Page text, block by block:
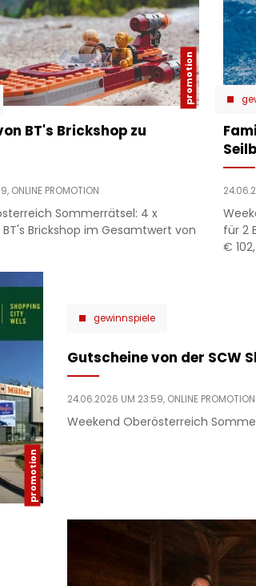
BT's Brickshop zu
ONLINE PROMOTION
Sommerrätsel: 4 x
Brickshop im Gesamtwert von
für 2
€
gewinnspiele
Gutscheine von der SCW
24.06.2026 UM 23:59, ONLINE PROMOTION
Weekend Oberösterreich